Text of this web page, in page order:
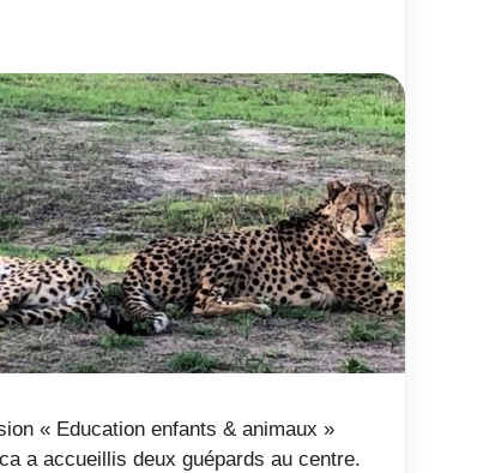
« Education enfants & animaux »
a accueillis deux guépards au centre.